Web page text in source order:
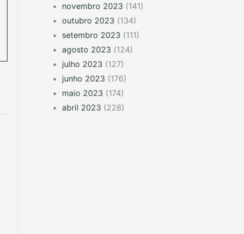
novembro 2023 (141)
outubro 2023 (134)
setembro 2023 (111)
agosto 2023 (124)
julho 2023 (127)
junho 2023 (176)
maio 2023 (174)
abril 2023 (228)